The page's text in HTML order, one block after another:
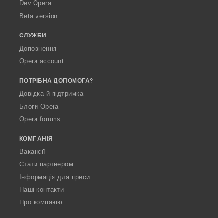
Dev.Opera
Beta version
СЛУЖБИ
Доповнення
Opera account
ПОТРІБНА ДОПОМОГА?
Довідка й підтримка
Блоги Opera
Opera forums
КОМПАНІЯ
Вакансії
Стати партнером
Інформація для преси
Наші контакти
Про компанію